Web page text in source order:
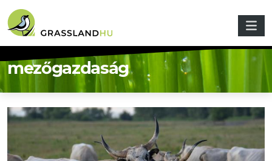
mezőgazdaság